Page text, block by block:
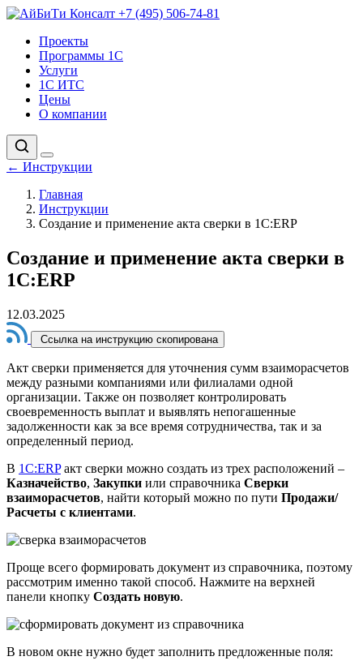
+7 (495) 506-74-81
Проекты
Программы 1С
Услуги
1С ИТС
Цены
О компании
← Инструкции
Главная
Инструкции
Создание и применение акта сверки в 1С:ERP
Создание и применение акта сверки в
1С:ERP
12.03.2025
Ссылка на инструкцию скопирована
Акт сверки применяется для уточнения сумм взаиморасчетов
между разными компаниями или филиалами одной
организации. Также он позволяет контролировать
своевременность выплат и выявлять непогашенные
задолженности как за все время сотрудничества, так и за
определенный период.
В 1С:ERPакт сверки можно создать из трех расположений –
Казначейство, Закупки или справочника Сверки
взаиморасчетов, найти который можно по пути Продажи/
Расчеты с клиентами.
Проще всего формировать документ из справочника, поэтому
рассмотрим именно такой способ. Нажмите на верхней
панели кнопку Создать новую.
В новом окне нужно будет заполнить предложенные поля: